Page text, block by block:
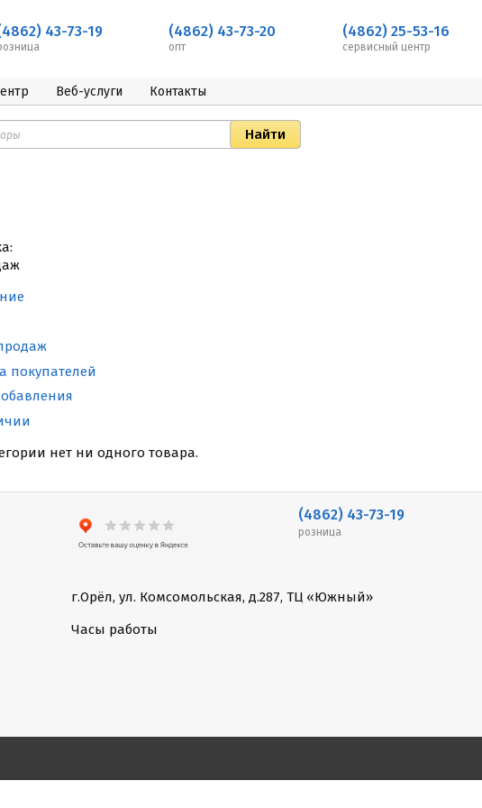
43-73-19 (4862) 43-73-20
опт
(4862) 25-53-16
сервисный центр
Веб-услуги Контакты
покупателей
нет ни одного товара.
(4862) 43-73-19
розница
г.Орёл, ул. Комсомольская, д.287, ТЦ «Южный»
Часы работы